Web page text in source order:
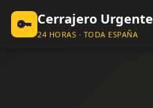
🔑 Cerrajero Urgente
24 HORAS · TODA ESPAÑA